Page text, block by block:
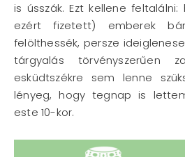
is ússzák. Ezt kellene
ezért fizetett) emberek
felölthessék, persze
tárgyalás
esküdtszékre sem lenne
lényeg, hogy tegnap is
este 10-kor.